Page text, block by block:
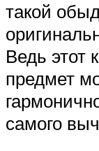
такой
Ведь этот
предмет
самого